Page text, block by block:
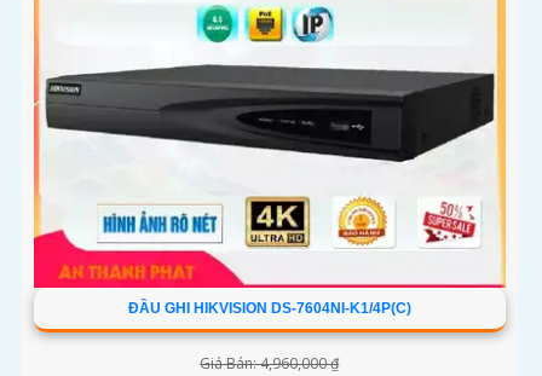
ĐẦU GHI HIKVISION DS-7604NI-K1/4P(C)
Giá Bán: 4,960,000 ₫